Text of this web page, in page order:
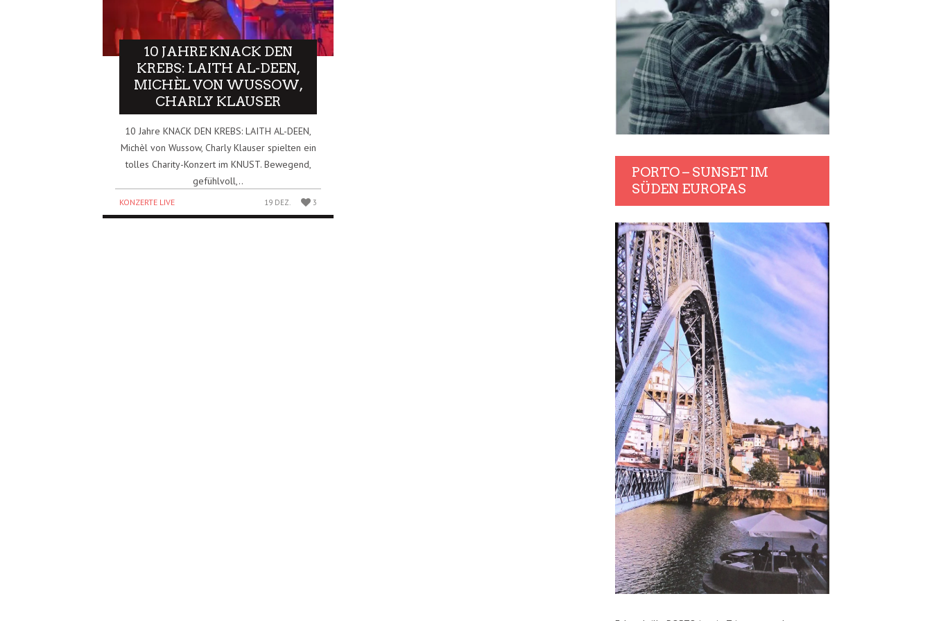
10 JAHRE KNACK DEN
KREBS: LAITH AL-DEEN,
MICHÈL VON WUSSOW,
CHARLY KLAUSER
10 Jahre KNACK DEN KREBS: LAITH AL-DEEN,
Michèl von Wussow, Charly Klauser spielten ein
tolles Charity-Konzert im KNUST. Bewegend,
gefühlvoll,..
KONZERTE LIVE 19 DEZ. 3
PORTO – SUNSET IM
SÜDEN EUROPAS